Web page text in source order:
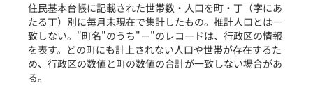
住民基本台帳に記載された世帯数・人口を町・丁（字にあ
たる丁）別に毎月末現在で集計したもの。推計人口とは一
致しない。"町名"のうち"－"のレコードは、行政区の情報
を表す。どの町にも計上されない人口や世帯が存在するた
め、行政区の数値と町の数値の合計が一致しない場合があ
る。